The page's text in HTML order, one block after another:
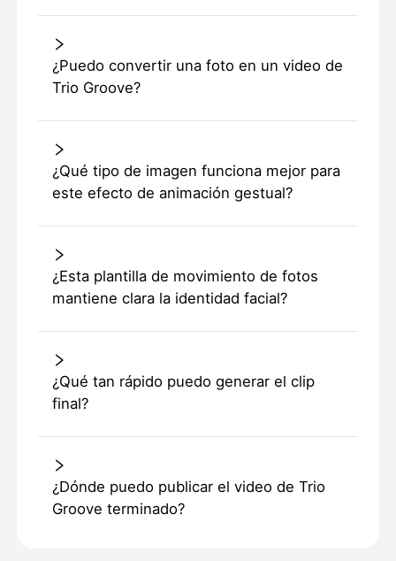
¿Puedo convertir una foto en un video de
Trio Groove?
¿Qué tipo de imagen funciona mejor para
este efecto de animación gestual?
¿Esta plantilla de movimiento de fotos
mantiene clara la identidad facial?
¿Qué tan rápido puedo generar el clip
final?
¿Dónde puedo publicar el video de Trio
Groove terminado?